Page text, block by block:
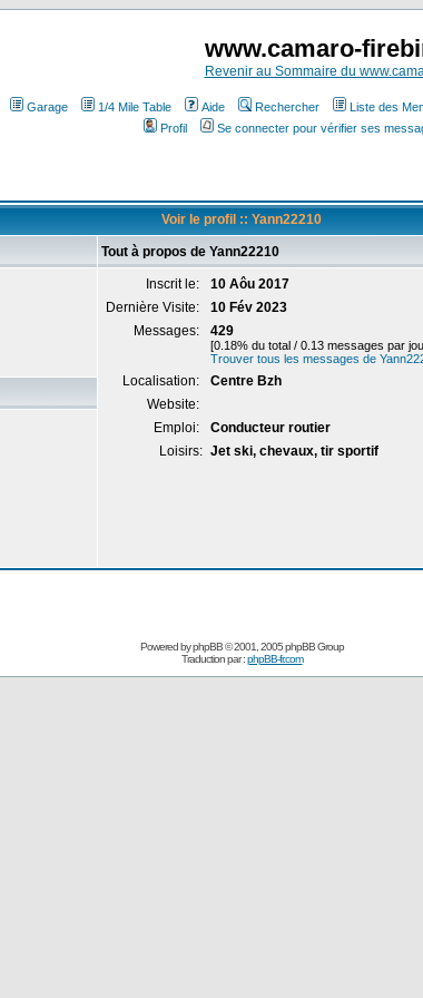
www.camaro-
Revenir au Sommaire du
Garage 1/4 Mile Table Aide Rechercher Liste des
Profil
Se connecter pour vérifier ses
Voir le profil :: Yann22210
Tout à propos de Yann22210
Inscrit le:
10 Aôu 2017
Dernière Visite:
10 Fév 2023
Messages:
429
[0.18% du total / 0.13 messages par
Trouver tous les messages de
Localisation:
Centre Bzh
Website:
Emploi:
Conducteur routier
Loisirs: Jet ski, chevaux, tir sportif
Powered byphpBB© 2001, 2005 phpBB Group
Traduction par :phpBB-fr.com